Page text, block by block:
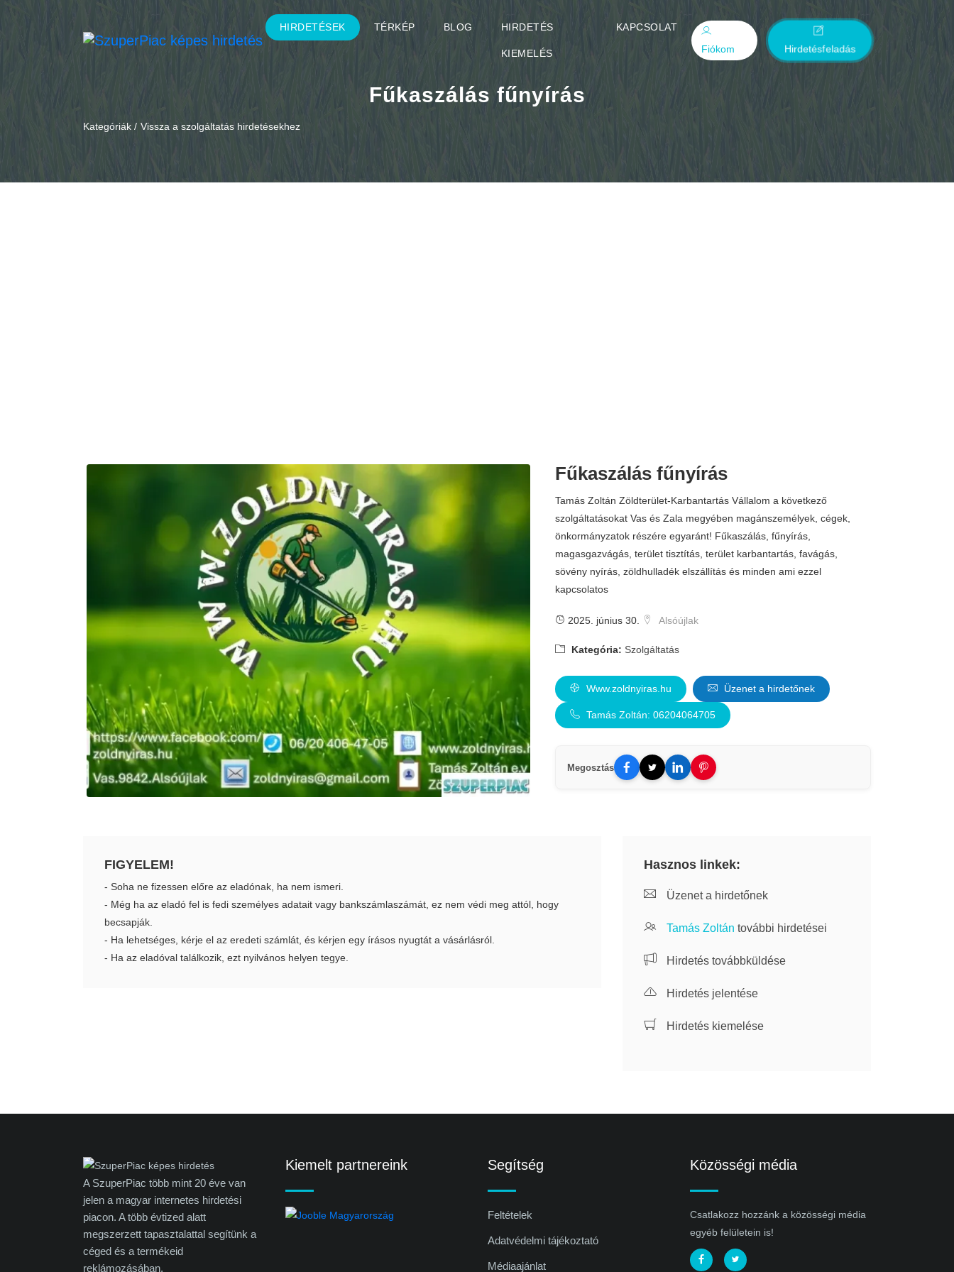
HIRDETÉSEK TÉRKÉP BLOG HIRDETÉS
KIEMELÉS
KAPCSOLAT
Fiókom
Hirdetésfeladás
Fűkaszálás fűnyírás
Kategóriák / Vissza a szolgáltatás hirdetésekhez
Fűkaszálás fűnyírás
Tamás Zoltán Zöldterület-Karbantartás Vállalom a következő
szolgáltatásokat Vas és Zala megyében magánszemélyek, cégek,
önkormányzatok részére egyaránt! Fűkaszálás, fűnyírás,
magasgazvágás, terület tisztítás, terület karbantartás, favágás,
sövény nyírás, zöldhulladék elszállítás és minden ami ezzel
kapcsolatos
2025. június 30. Alsóújlak
Kategória: Szolgáltatás
Www.zoldnyiras.hu Üzenet a hirdetőnek
Tamás Zoltán: 06204064705
Megosztás
FIGYELEM!
- Soha ne fizessen előre az eladónak, ha nem ismeri.
- Még ha az eladó fel is fedi személyes adatait vagy bankszámlaszámát, ez nem védi meg attól, hogy
becsapják.
- Ha lehetséges, kérje el az eredeti számlát, és kérjen egy írásos nyugtát a vásárlásról.
- Ha az eladóval találkozik, ezt nyilvános helyen tegye.
Hasznos linkek:
Üzenet a hirdetőnek
Tamás Zoltán további hirdetései
Hirdetés továbbküldése
Hirdetés jelentése
Hirdetés kiemelése
A SzuperPiac több mint 20 éve van
jelen a magyar internetes hirdetési
piacon. A több évtized alatt
megszerzett tapasztalattal segítünk a
céged és a termékeid
reklámozásában.
Kiemelt partnereink Segítség
Feltételek
Adatvédelmi tájékoztató
Médiaajánlat
Közösségi média
Csatlakozz hozzánk a közösségi média
egyéb felületein is!